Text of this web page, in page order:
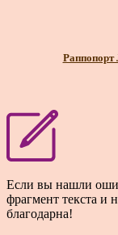
Раппопорт
Если вы нашли
фрагмент текста и
благодарна!